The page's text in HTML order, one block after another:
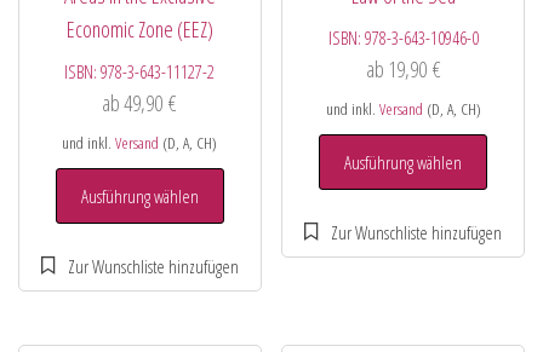
Economic Zone (EEZ)
ISBN:978-3-643-11127-2
ab49,90€
und inkl.Versand (D, A, CH)
Ausführung wählen
ISBN: 978-3-643-10946-0
ab 19,90 €
und inkl. Versand (D, A, CH)
Ausführung wählen